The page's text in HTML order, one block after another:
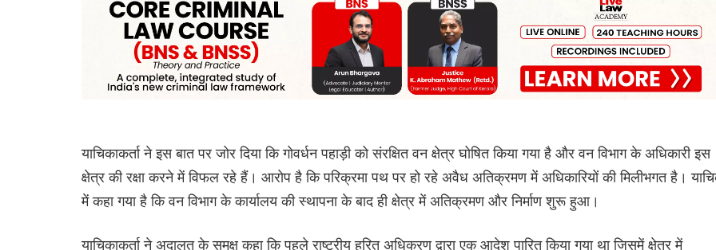
याचिकाकर्ता ने इस बात पर जोर दिया कि गोवर्धन पहाड़ी को संरक्षित वन क्षेत्र घोषित किया गया है और वन विभाग के अधिकारी इस
क्षेत्र की रक्षा करने में विफल रहे हैं। आरोप है कि परिक्रमा पथ पर हो रहे अवैध अतिक्रमण में अधिकारियों की मिलीभगत है।
में कहा गया है कि वन विभाग के कार्यालय की स्थापना के बाद ही क्षेत्र में अतिक्रमण और निर्माण शुरू हुआ।
याचिकाकर्ता ने अदालत के समक्ष कहा कि पहले राष्ट्रीय हरित अधिकरण द्वारा एक आदेश पारित किया गया था जिसमें क्षेत्र में